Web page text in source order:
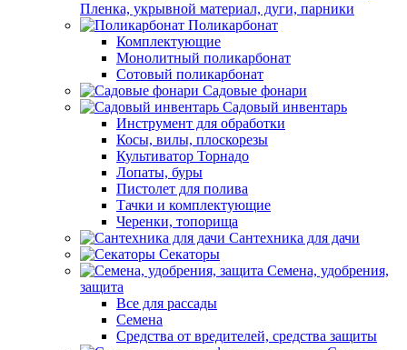
Пленка, укрывной материал, дуги, парники
Поликарбонат
Комплектующие
Монолитный поликарбонат
Сотовый поликарбонат
Садовые фонари
Садовый инвентарь
Инструмент для обработки
Косы, вилы, плоскорезы
Культиватор Торнадо
Лопаты, буры
Пистолет для полива
Тачки и комплектующие
Черенки, топорища
Сантехника для дачи
Секаторы
Семена, удобрения,
защита
Все для рассады
Семена
Средства от вредителей, средства защиты